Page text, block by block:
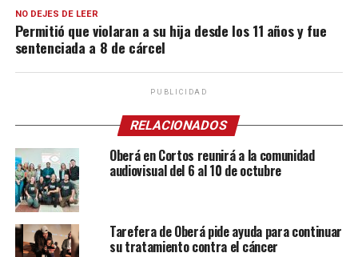
NO DEJES DE LEER
Permitió que violaran a su hija desde los 11 años y fue
sentenciada a 8 de cárcel
PUBLICIDAD
RELACIONADOS
Oberá en Cortos reunirá a la comunidad
audiovisual del 6 al 10 de octubre
Tarefera de Oberá pide ayuda para continuar
su tratamiento contra el cáncer